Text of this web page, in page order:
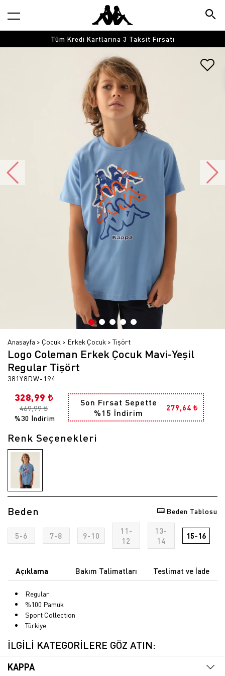
Tüm Kredi Kartlarına 3 Taksit Fırsatı
Anasayfa Çocuk Erkek Çocuk Tişört
Logo Coleman Erkek Çocuk Mavi-Yeşil
Regular Tişört
381Y8DW-194
328,99 ₺
469,99 ₺
%30 İndirim
Son Fırsat Sepette
%15 İndirim
279,64 ₺
Renk Seçenekleri
Beden Beden Tablosu
5-6 7-8 9-10
11-
12
13-
14
15-16
Açıklama Bakım Talimatları Teslimat ve İade
Regular
%100 Pamuk
Sport Collection
Türkiye
İLGİLİ KATEGORİLERE GÖZ ATIN:
KAPPA